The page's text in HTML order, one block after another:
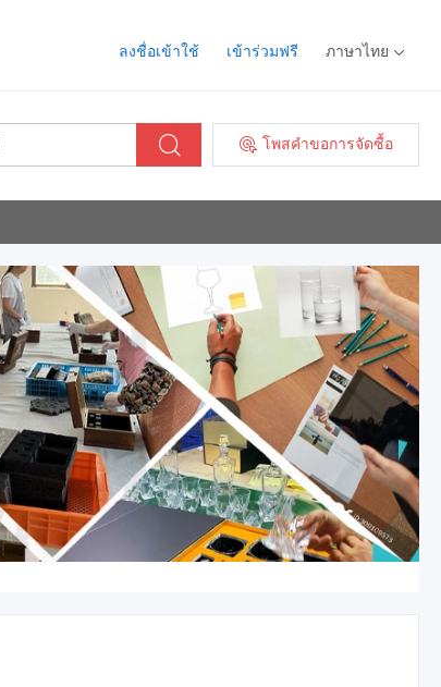
ลงชื่อเข้าใช้ เข้าร่วมฟรี ภาษาไทย
โพสคำขอการจัดซื้อ